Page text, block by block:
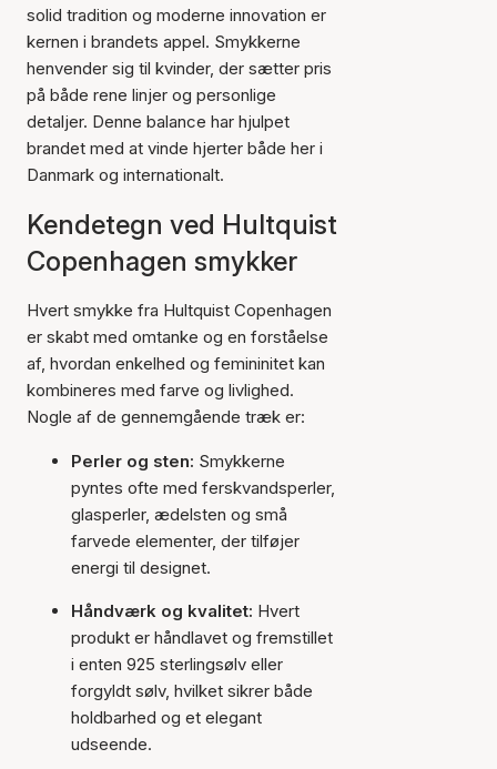
solid tradition og moderne innovation er
kernen i brandets appel. Smykkerne
henvender sig til kvinder, der sætter pris
på både rene linjer og personlige
detaljer. Denne balance har hjulpet
brandet med at vinde hjerter både her i
Danmark og internationalt.
Kendetegn ved Hultquist
Copenhagen smykker
Hvert smykke fra Hultquist Copenhagen
er skabt med omtanke og en forståelse
af, hvordan enkelhed og femininitet kan
kombineres med farve og livlighed.
Nogle af de gennemgående træk er:
Perler og sten: Smykkerne
pyntes ofte med ferskvandsperler,
glasperler, ædelsten og små
farvede elementer, der tilføjer
energi til designet.
Håndværk og kvalitet: Hvert
produkt er håndlavet og fremstillet
i enten 925 sterlingsølv eller
forgyldt sølv, hvilket sikrer både
holdbarhed og et elegant
udseende.